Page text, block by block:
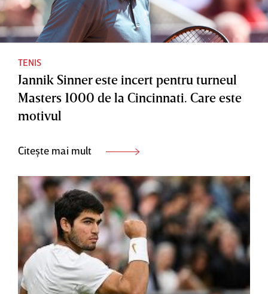
TENIS
Jannik Sinner este incert pentru turneul
Masters 1000 de la Cincinnati. Care este
motivul
Citește mai mult